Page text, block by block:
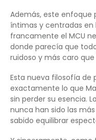
Además, este enfoque
íntimas y centradas en
francamente el MCU
donde parecía que
ruidoso y más caro
Esta nueva filosofía de
exactamente lo que
sin perder su esencia.
nunca han sido las
sabido equilibrar